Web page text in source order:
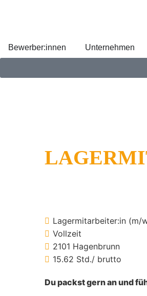
Bewerber:innen Unternehmen
Lagermitarbeiter:in (m/
Vollzeit
2101 Hagenbrunn
15.62 Std./ brutto
Du packst gern an und